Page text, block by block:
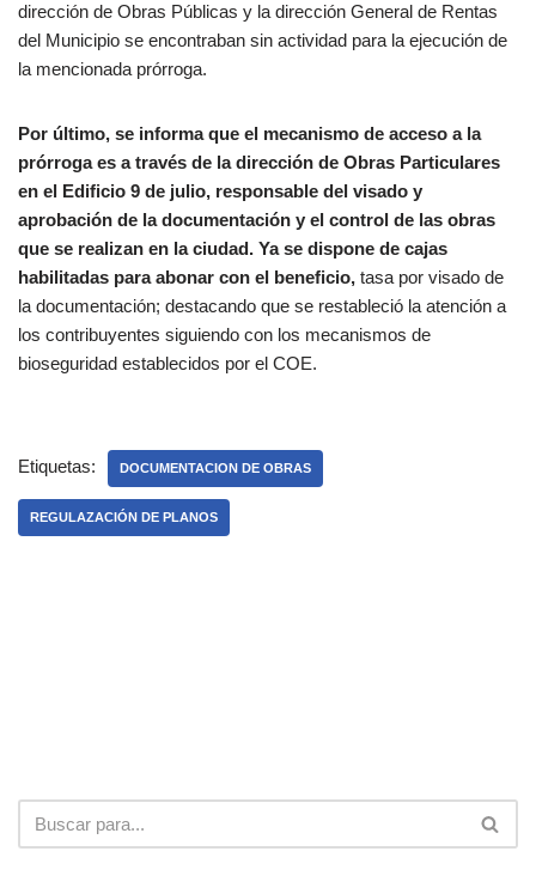
dirección de Obras Públicas y la dirección General de Rentas
del Municipio se encontraban sin actividad para la ejecución de
la mencionada prórroga.
Por último, se informa que el mecanismo de acceso a la
prórroga es a través de la dirección de Obras Particulares
en el Edificio 9 de julio, responsable del visado y
aprobación de la documentación y el control de las obras
que se realizan en la ciudad. Ya se dispone de cajas
habilitadas para abonar con el beneficio, tasa por visado de
la documentación; destacando que se restableció la atención a
los contribuyentes siguiendo con los mecanismos de
bioseguridad establecidos por el COE.
Etiquetas: DOCUMENTACION DE OBRAS
REGULAZACIÓN DE PLANOS